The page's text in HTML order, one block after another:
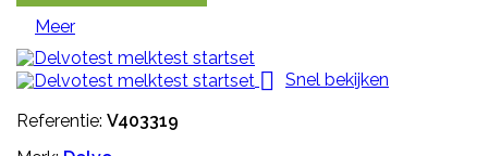
Meer

Snel bekijken
Referentie: V403319